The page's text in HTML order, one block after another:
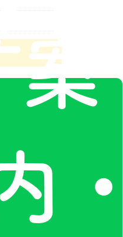
オールジェン
ん同士の見
員様 募集
ト協会 開設6
の方の結
案